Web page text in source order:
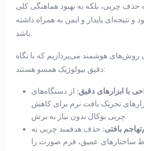
به حذف چربی، بلکه به بهبود هماهنگی کلی
نتیجه‌ای پایدار و ایمن به همراه داشته
باشد.
روش‌های هوشمند می‌پردازیم که با نگاه
دقیق بیولوژیک همسو هستند:
با ابزارهای دقیق: از دستگاه‌های
تحریک بافت نرم برای کاهش
چربی بوکال بدون نیاز به برش.
بافتی: حذف هدفمند چربی به
ساختارهای عمیق، فرم صورت را